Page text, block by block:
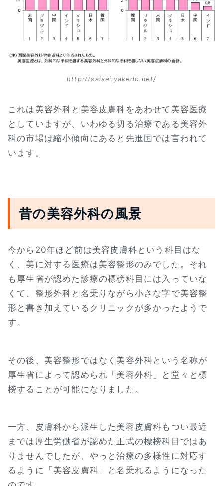
http://saisei.yakedo.net/
これは美容外科と美容皮膚科をあわせて美容医療
としていますが、いわゆる切る治療である美容外
科の市場は縮小傾向にあると先進国では言われて
います。
昔の美容外科の風景
今から20年ほど前は美容皮膚科という科目はな
く、美に対する医療は美容整形のみでした。それ
も厚生省が認めた診療の標榜科目には入っていな
くて、整形外科と名乗りながら小さな字で美容整
形と書き加えているクリニックが多かったようで
す。
その後、美容整形ではなく美容外科という名称が
厚生省によって認められ「美容外科」と堂々と標
榜することが可能になりました。
一方、皮膚科から派生した美容皮膚科もつい最近
までは厚生労働省が認めた正式の標榜科目ではあ
りませんでしたが、やっと治療の多様性に対応す
るように「美容皮膚科」と名乗れるようになった